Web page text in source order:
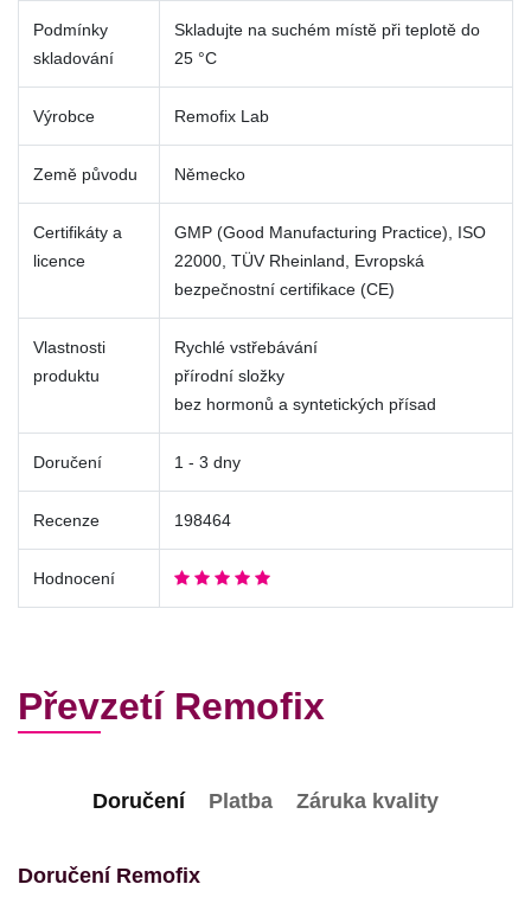
Podmínky
skladování
Skladujte na suchém místě při teplotě do
25 °C
Výrobce Remofix Lab
Země původu Německo
Certifikáty a
licence
GMP (Good Manufacturing Practice), ISO
22000, TÜV Rheinland, Evropská
bezpečnostní certifikace (CE)
Vlastnosti
produktu
Rychlé vstřebávání
přírodní složky
bez hormonů a syntetických přísad
Doručení 1 - 3 dny
Recenze 198464
Hodnocení
Převzetí Remofix
Doručení Platba Záruka kvality
Doručení Remofix